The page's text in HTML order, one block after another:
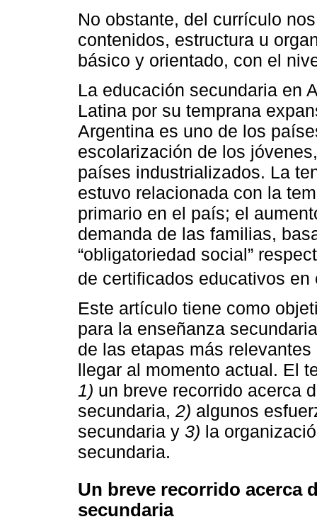
No obstante, del currículo
contenidos, estructura u
básico y orientado, con el
La educación secundaria en
Latina por su temprana
Argentina es uno de los
escolarización de los
países industrializados. La
estuvo relacionada con la
primario en el país; el
demanda de las familias,
“obligatoriedad social”
de certificados educativos
Este artículo tiene como
para la enseñanza
de las etapas más
llegar al momento actual. El
1) un breve recorrido acerca
secundaria, 2) algunos
secundaria y 3) la
secundaria.
Un breve recorrido acerca
secundaria